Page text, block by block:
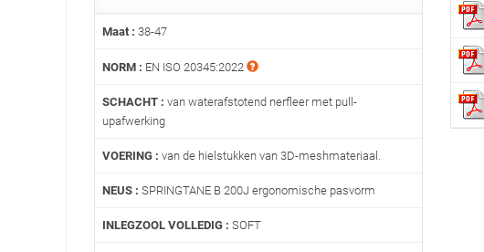
Maat : 38-47
NORM : EN ISO 20345:2022
SCHACHT : van waterafstotend nerfleer met pull-
upafwerking
VOERING : van de hielstukken van 3D-meshmateriaal.
NEUS : SPRINGTANE B 200J ergonomische pasvorm
INLEGZOOL VOLLEDIG : SOFT